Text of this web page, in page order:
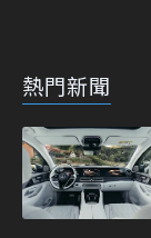
熱門新聞